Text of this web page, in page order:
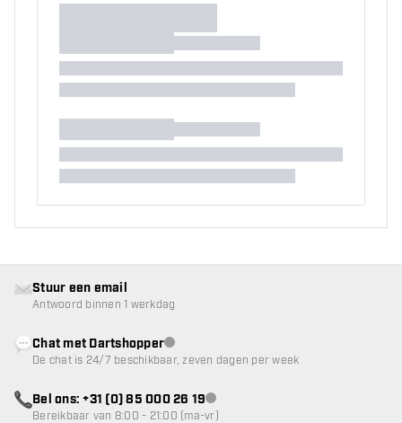
Stuur een email
Antwoord binnen 1 werkdag
Chat met Dartshopperklantenservice niet beschikbaar
De chat is 24/7 beschikbaar, zeven dagen per week
Bel ons: +31 (0) 85 000 26 19klantenservice niet beschikbaar
Bereikbaar van 8:00 - 21:00 (ma-vr)